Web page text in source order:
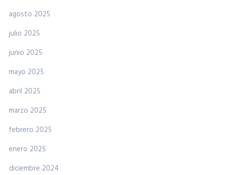
agosto 2025
julio 2025
junio 2025
mayo 2025
abril 2025
marzo 2025
febrero 2025
enero 2025
diciembre 2024